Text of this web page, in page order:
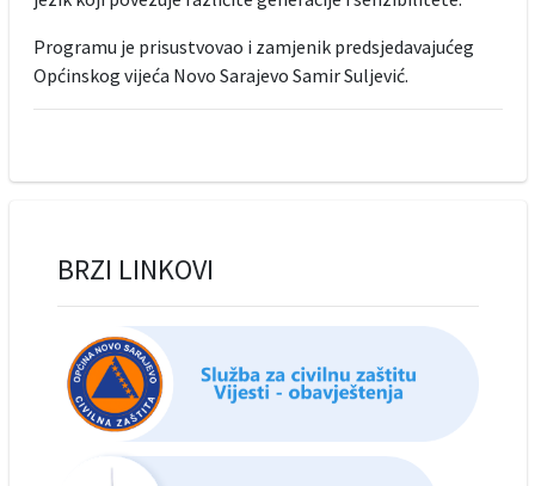
Programu je prisustvovao i zamjenik predsjedavajućeg
Općinskog vijeća Novo Sarajevo Samir Suljević.
BRZI LINKOVI